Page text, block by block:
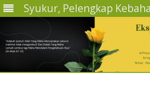
Syukur, Pelengkap